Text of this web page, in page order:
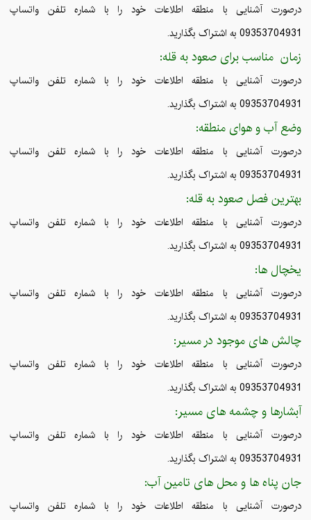
درصورت آشنایی با منطقه اطلاعات خود را با شماره تلفن واتساپ
09353704931 به اشتراک بگذارید.
زمان مناسب برای صعود به قله:
درصورت آشنایی با منطقه اطلاعات خود را با شماره تلفن واتساپ
09353704931 به اشتراک بگذارید.
وضع آب و هوای منطقه:
درصورت آشنایی با منطقه اطلاعات خود را با شماره تلفن واتساپ
09353704931 به اشتراک بگذارید.
بهترین فصل صعود به قله:
درصورت آشنایی با منطقه اطلاعات خود را با شماره تلفن واتساپ
09353704931 به اشتراک بگذارید.
یخچال ها:
درصورت آشنایی با منطقه اطلاعات خود را با شماره تلفن واتساپ
09353704931 به اشتراک بگذارید.
چالش های موجود در مسیر:
درصورت آشنایی با منطقه اطلاعات خود را با شماره تلفن واتساپ
09353704931 به اشتراک بگذارید.
آبشارها و چشمه های مسیر:
درصورت آشنایی با منطقه اطلاعات خود را با شماره تلفن واتساپ
09353704931 به اشتراک بگذارید.
جان پناه ها و محل های تامین آب:
درصورت آشنایی با منطقه اطلاعات خود را با شماره تلفن واتساپ